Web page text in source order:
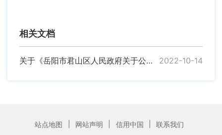
相关文档
关于《岳阳市君山区人民政府关于公布镇（街道）权力清单和责任清单的通知》的解读 2022-10-14
站点地图 网站声明 信用中国 联系我们